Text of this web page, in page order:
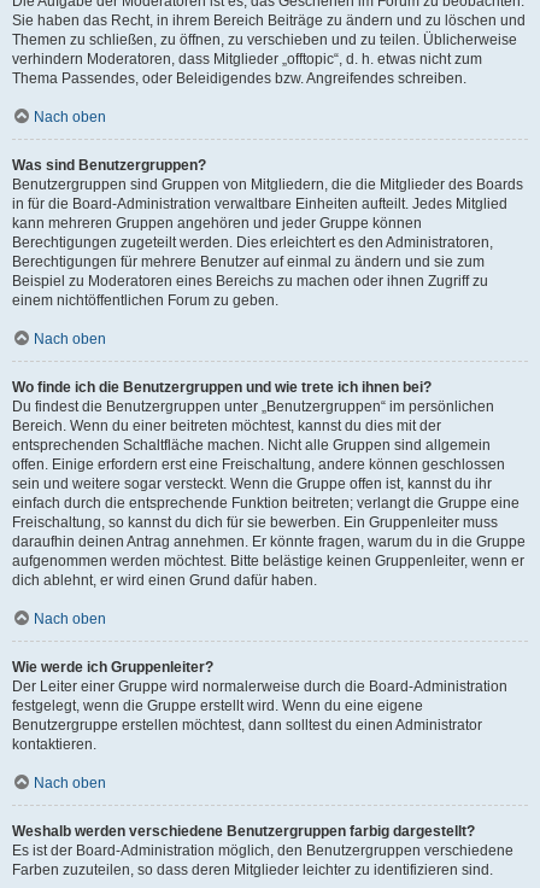
Sie haben das Recht, in ihrem Bereich Beiträge zu ändern und zu löschen und
Themen zu schließen, zu öffnen, zu verschieben und zu teilen. Üblicherweise
verhindern Moderatoren, dass Mitglieder „offtopic“, d. h. etwas nicht zum
Thema Passendes, oder Beleidigendes bzw. Angreifendes schreiben.
Nach oben
Was sind Benutzergruppen?
Benutzergruppen sind Gruppen von Mitgliedern, die die Mitglieder des Boards
in für die Board-Administration verwaltbare Einheiten aufteilt. Jedes Mitglied
kann mehreren Gruppen angehören und jeder Gruppe können
Berechtigungen zugeteilt werden. Dies erleichtert es den Administratoren,
Berechtigungen für mehrere Benutzer auf einmal zu ändern und sie zum
Beispiel zu Moderatoren eines Bereichs zu machen oder ihnen Zugriff zu
einem nichtöffentlichen Forum zu geben.
Nach oben
Wo finde ich die Benutzergruppen und wie trete ich ihnen bei?
Du findest die Benutzergruppen unter „Benutzergruppen“ im persönlichen
Bereich. Wenn du einer beitreten möchtest, kannst du dies mit der
entsprechenden Schaltfläche machen. Nicht alle Gruppen sind allgemein
offen. Einige erfordern erst eine Freischaltung, andere können geschlossen
sein und weitere sogar versteckt. Wenn die Gruppe offen ist, kannst du ihr
einfach durch die entsprechende Funktion beitreten; verlangt die Gruppe eine
Freischaltung, so kannst du dich für sie bewerben. Ein Gruppenleiter muss
daraufhin deinen Antrag annehmen. Er könnte fragen, warum du in die Gruppe
aufgenommen werden möchtest. Bitte belästige keinen Gruppenleiter, wenn er
dich ablehnt, er wird einen Grund dafür haben.
Nach oben
Wie werde ich Gruppenleiter?
Der Leiter einer Gruppe wird normalerweise durch die Board-Administration
festgelegt, wenn die Gruppe erstellt wird. Wenn du eine eigene
Benutzergruppe erstellen möchtest, dann solltest du einen Administrator
kontaktieren.
Nach oben
Weshalb werden verschiedene Benutzergruppen farbig dargestellt?
Es ist der Board-Administration möglich, den Benutzergruppen verschiedene
Farben zuzuteilen, so dass deren Mitglieder leichter zu identifizieren sind.